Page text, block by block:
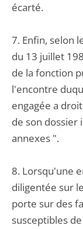
écarté.
7. Enfin, selon
du 13 juillet
de la fonction
l'encontre
engagée a
de son dossier
annexes ".
8. Lorsqu'une
diligentée sur
porte sur des
susceptibles